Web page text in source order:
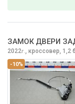
-10%
ЗАМОК ДВЕРИ
2022г., кроссовер, 1,2